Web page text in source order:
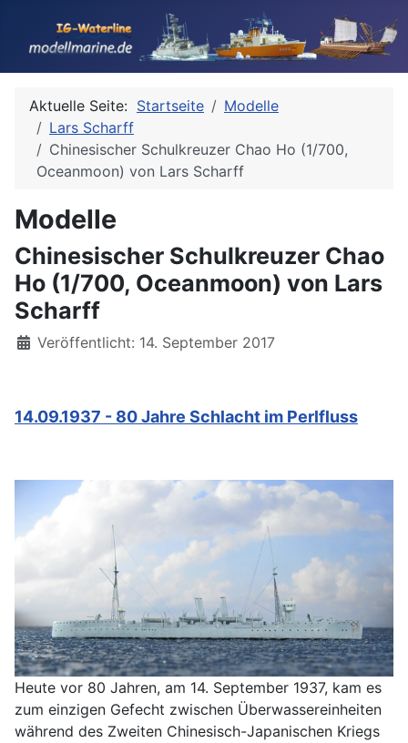
Aktuelle Seite: Startseite
Modelle
Lars Scharff
Chinesischer Schulkreuzer Chao Ho (1/700,
Oceanmoon) von Lars Scharff
Modelle
Chinesischer Schulkreuzer Chao
Ho (1/700, Oceanmoon) von Lars
Scharff
Details
Veröffentlicht: 14. September 2017
14.09.1937 - 80 Jahre Schlacht im Perlfluss
Heute vor 80 Jahren, am 14. September 1937, kam es
zum einzigen Gefecht zwischen Überwassereinheiten
während des Zweiten Chinesisch-Japanischen Kriegs